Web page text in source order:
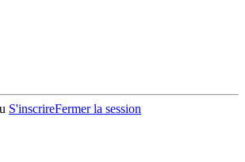
S'inscrireFermer la session